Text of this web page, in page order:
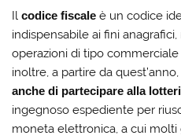
Ilcodice fiscale è un codice
indispensabile ai fini
operazioni di tipo commerciale
inoltre, a partire da
anche di partecipare alla
ingegnoso espediente per
moneta elettronica, a cui molti